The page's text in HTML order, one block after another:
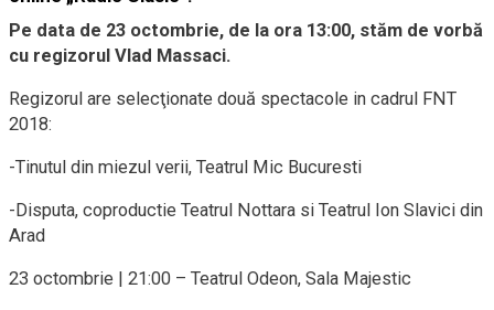
Pe data de 23 octombrie, de la ora 13:00, stăm de vorbă
cu regizorul Vlad Massaci.
Regizorul are selecţionate două spectacole in cadrul FNT
2018:
-Tinutul din miezul verii, Teatrul Mic Bucuresti
-Disputa, coproductie Teatrul Nottara si Teatrul Ion Slavici din
Arad
23 octombrie | 21:00 – Teatrul Odeon, Sala Majestic